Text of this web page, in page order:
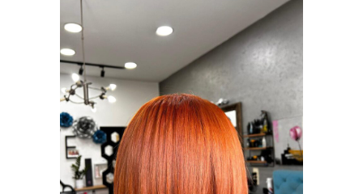
BOJENJE KOSE
I ŠIŠANJE
BOJENJE KOSE I
ŠIŠANJE